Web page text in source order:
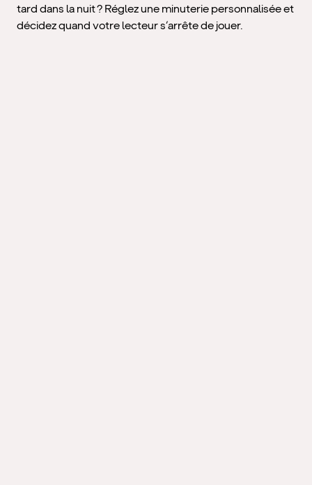
tard dans la nuit ? Réglez une minuterie personnalisée et
décidez quand votre lecteur s’arrête de jouer.